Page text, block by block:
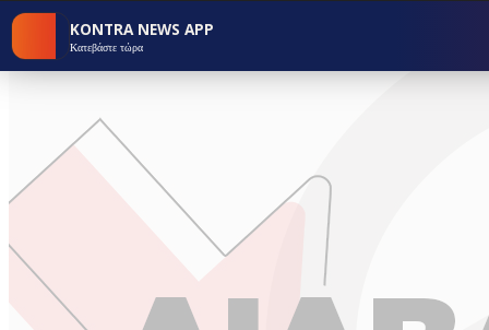
KONTRA NEWS APP
Κατεβάστε τώρα